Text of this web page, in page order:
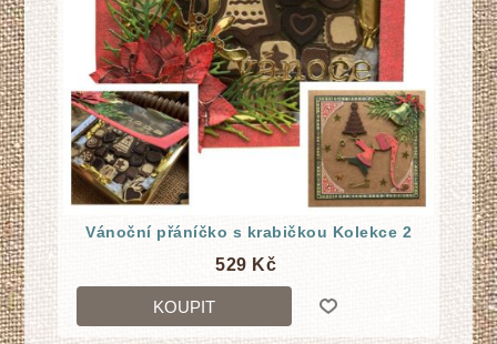
Vánoční přáníčko s krabičkou Kolekce 2
529 Kč
KOUPIT